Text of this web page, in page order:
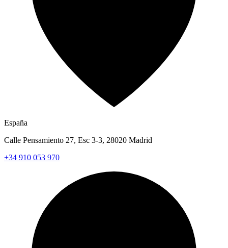
España
Calle Pensamiento 27, Esc 3-3, 28020 Madrid
+34 910 053 970